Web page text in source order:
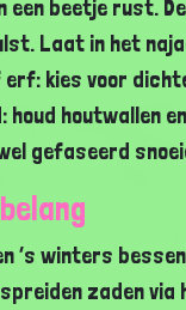
beetje rust.
Laat in het
kies voor
houd houtwallen
gefaseerd
’s winters
zaden via